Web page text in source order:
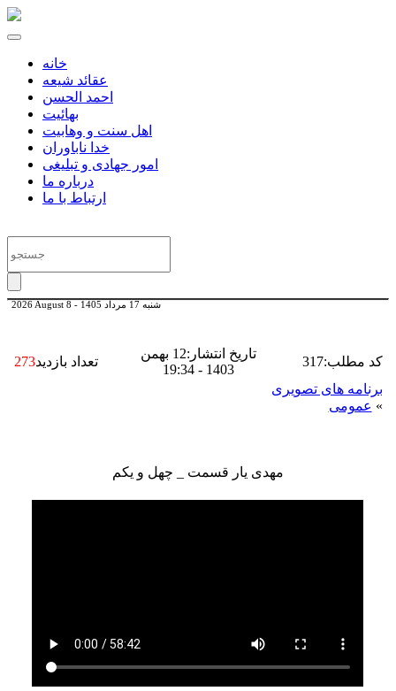
خانه
عقائد شیعه
احمد الحسن
بهائیت
اهل سنت و وهابیت
خدا ناباوران
امور جهادی و تبلیغی
درباره ما
ارتباط با ما
2026 August 8 - شنبه 17 مرداد 1405
کد مطلب:317
تاریخ انتشار:12 بهمن
1403 - 19:34
تعداد بازدید273
برنامه های تصویری
» عمومی
مهدی یار قسمت _ چهل و یکم